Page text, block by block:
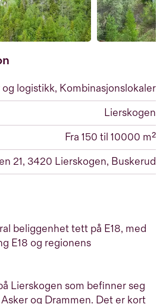
og logistikk, Kombinasjonslokaler
Lierskogen
Fra 150 til 10000 m²
21, 3420 Lierskogen, Buskerud
beliggenhet tett på E18, med
E18 og regionens
Lierskogen som befinner seg
og Drammen. Det er kort